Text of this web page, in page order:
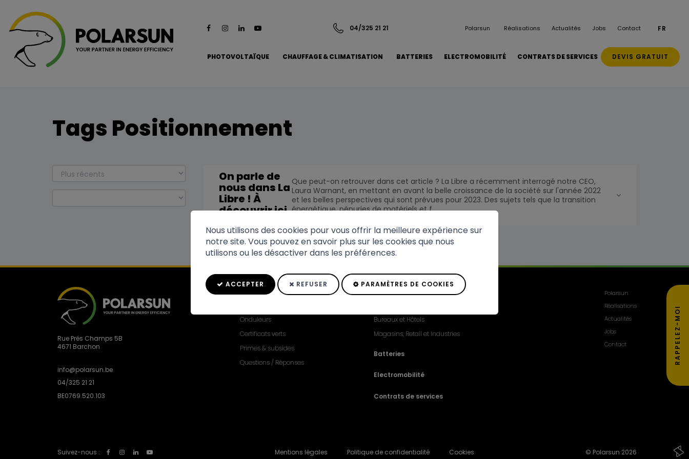
RAPPELEZ-MOI
04/325 21 21 Polarsun Réalisations Actualités Jobs Contact FR
PHOTOVOLTAÏQUE CHAUFFAGE & CLIMATISATION BATTERIES ELECTROMOBILITÉ CONTRATS DE SERVICES DEVIS GRATUIT
Tags Positionnement
On parle de
nous dans La
Libre ! À
découvrir ici
Que peut-on retrouver dans cet article ? La Libre a récemment interrogé notre CEO,
Laura Warnant, en mettant en avant la belle croissance de la société sur l'année 2022
et les belles perspectives qui sont prévues pour 2023. Des sujets tels que la transition
énergétique, pénuries de matériels et f...
Rue Prés Champs 5B
4671 Barchon
info@polarsun.be
04/325 21 21
BE0769.520.103
Photovoltaïque
Onduleurs
Certificats verts
Primes & subsides
Questions / Réponses
Chauffage & Climatisation
Bureaux et Hôtels
Magasins, Retail et Industries
Batteries
Electromobilité
Contrats de services
Polarsun
Réalisations
Actualités
Jobs
Contact
Suivez-nous : Mentions légales Politique de confidentialité Cookies © Polarsun 2026
Nous utilisons des cookies pour vous offrir la meilleure expérience sur
notre site. Vous pouvez en savoir plus sur les cookies que nous
utilisons ou les désactiver dans les préférences.
ACCEPTER REFUSER PARAMÈTRES DE COOKIES